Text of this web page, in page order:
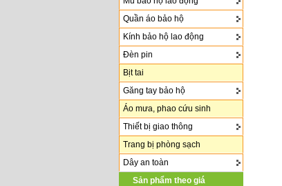
Quần áo bảo hộ
Kính bảo hộ lao động
Đèn pin
Bịt tai
Găng tay bảo hộ
Áo mưa, phao cứu sinh
Thiết bị giao thông
Trang bị phòng sạch
Dây an toàn
Sản phẩm theo giá